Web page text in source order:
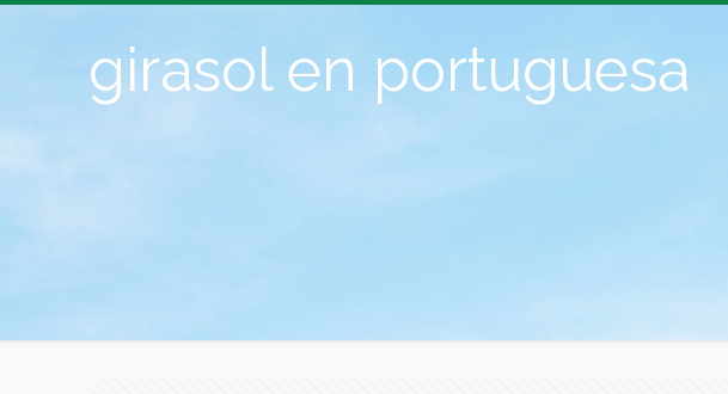
girasol en portuguesa